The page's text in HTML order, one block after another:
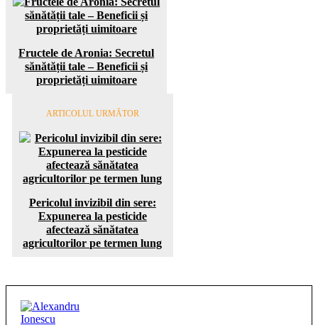
Fructele de Aronia: Secretul
sănătății tale – Beneficii și
proprietăți uimitoare
ARTICOLUL URMĂTOR
Pericolul invizibil din sere:
Expunerea la pesticide
afectează sănătatea
agricultorilor pe termen lung